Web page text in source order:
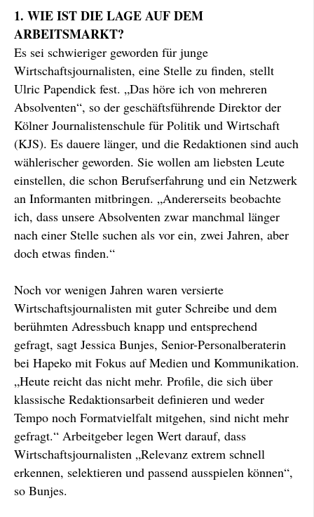
1. WIE IST DIE LAGE AUF DEM
ARBEITSMARKT?
Es sei schwieriger geworden für junge
Wirtschaftsjournalisten, eine Stelle zu finden, stellt
Ulric Papendick fest. „Das höre ich von mehreren
Absolventen“, so der geschäftsführende Direktor der
Kölner Journalistenschule für Politik und Wirtschaft
(KJS). Es dauere länger, und die Redaktionen sind auch
wählerischer geworden. Sie wollen am liebsten Leute
einstellen, die schon Berufserfahrung und ein Netzwerk
an Informanten mitbringen. „Andererseits beobachte
ich, dass unsere Absolventen zwar manchmal länger
nach einer Stelle suchen als vor ein, zwei Jahren, aber
doch etwas finden.“
Noch vor wenigen Jahren waren versierte
Wirtschaftsjournalisten mit guter Schreibe und dem
berühmten Adressbuch knapp und entsprechend
gefragt, sagt Jessica Bunjes, Senior-Personalberaterin
bei Hapeko mit Fokus auf Medien und Kommunikation.
„Heute reicht das nicht mehr. Profile, die sich über
klassische Redaktionsarbeit definieren und weder
Tempo noch Formatvielfalt mitgehen, sind nicht mehr
gefragt.“ Arbeitgeber legen Wert darauf, dass
Wirtschaftsjournalisten „Relevanz extrem schnell
erkennen, selektieren und passend ausspielen können“,
so Bunjes.